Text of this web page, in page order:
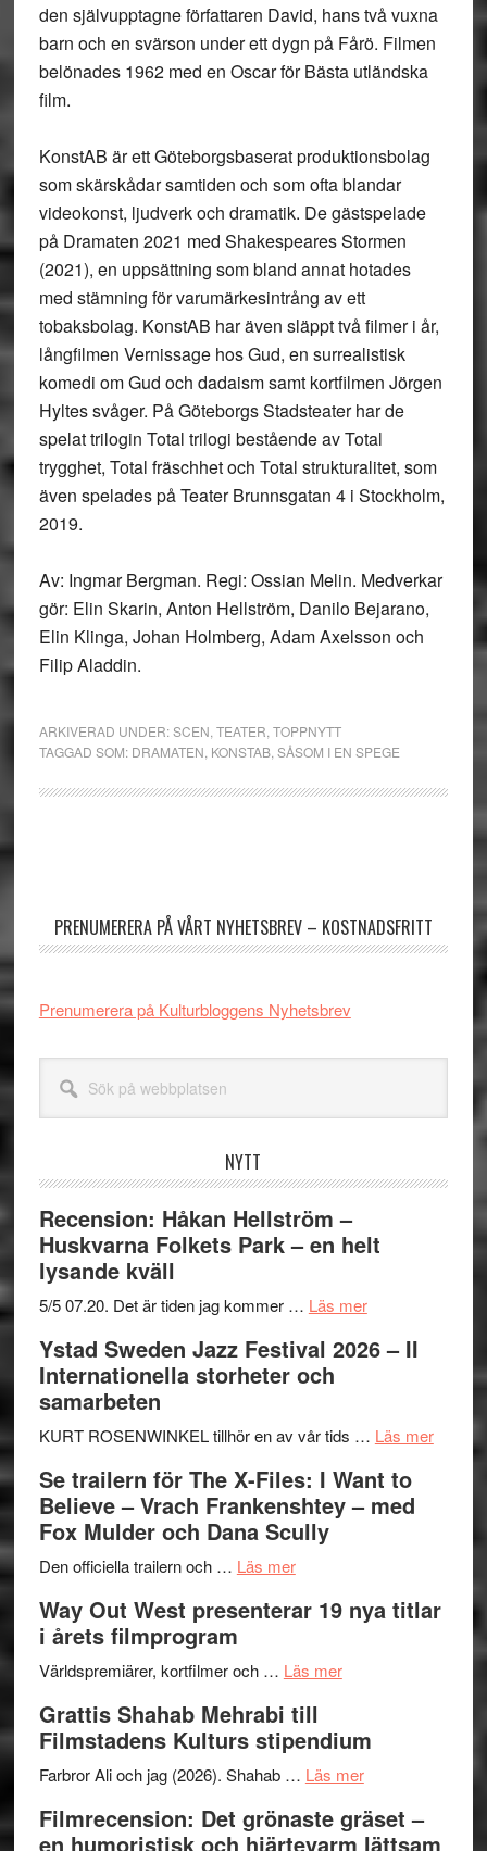
den självupptagne författaren David, hans två vuxna
barn och en svärson under ett dygn på Fårö. Filmen
belönades 1962 med en Oscar för Bästa utländska
film.
KonstAB är ett Göteborgsbaserat produktionsbolag
som skärskådar samtiden och som ofta blandar
videokonst, ljudverk och dramatik. De gästspelade
på Dramaten 2021 med Shakespeares Stormen
(2021), en uppsättning som bland annat hotades
med stämning för varumärkesintrång av ett
tobaksbolag. KonstAB har även släppt två filmer i år,
långfilmen Vernissage hos Gud, en surrealistisk
komedi om Gud och dadaism samt kortfilmen Jörgen
Hyltes svåger. På Göteborgs Stadsteater har de
spelat trilogin Total trilogi bestående av Total
trygghet, Total fräschhet och Total strukturalitet, som
även spelades på Teater Brunnsgatan 4 i Stockholm,
2019.
Av: Ingmar Bergman. Regi: Ossian Melin. Medverkar
gör: Elin Skarin, Anton Hellström, Danilo Bejarano,
Elin Klinga, Johan Holmberg, Adam Axelsson och
Filip Aladdin.
ARKIVERAD UNDER:SCEN TEATER TOPPNYTT
TAGGAD SOM: DRAMATEN KONSTAB, SÅSOM I EN SPEGE
PRENUMERERA PÅ VÅRT NYHETSBREV – KOSTNADSFRITT
Prenumerera på Kulturbloggens Nyhetsbrev
webbplatsen
NYTT
Recension: Håkan Hellström –
Huskvarna Folkets Park – en helt
lysande kväll
5/5 07.20. Det är tiden jag kommer … Läs merom
Håkan
Huskvarna
Park
–
kväll
Ystad Sweden Jazz Festival 2026 – II
Internationella storheter och
samarbeten
KURT ROSENWINKEL tillhör en av vår tids … Läs merom
Ystad
II
Se trailern för The X-Files: I Want to
Believe – Vrach Frankenshtey – med
Fox Mulder och Dana Scully
Den officiella trailern och … Läs merom
trailern
The
Files:
I
Want
Believe
Way Out West presenterar 19 nya titlar
i årets filmprogram
Världspremiärer, kortfilmer och … Läs merom
West
presenterar
nya
Grattis Shahab Mehrabi till
Filmstadens Kulturs stipendium
Farbror Ali och jag (2026). Shahab … Läs merom
Shahab
Filmrecension: Det grönaste gräset –
en humoristisk och hjärtevarm lättsam